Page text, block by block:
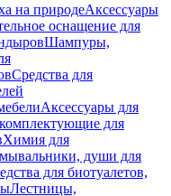
на природеАксессуары
оснащение для
Шампуры,
Средства для
Аксессуары для
для
Химия для
души для
для биотуалетов,
Лестницы,